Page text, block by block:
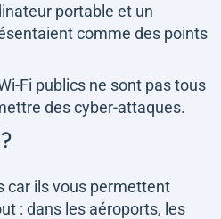
portable et un
comme des points
Fi publics ne sont pas tous
des cyber-attaques.
car ils vous permettent
: dans les aéroports, les